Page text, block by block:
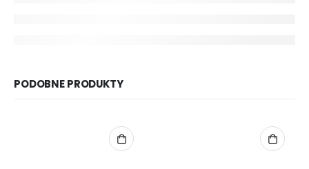
PODOBNE PRODUKTY